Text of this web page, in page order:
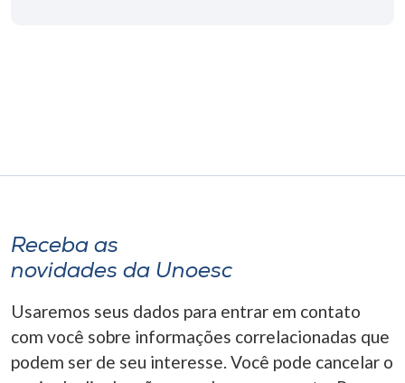
Store
Selecione
o idioma
Receba as
novidades da Unoesc
Usaremos seus dados para entrar em contato
com você sobre informações correlacionadas que
podem ser de seu interesse. Você pode cancelar o